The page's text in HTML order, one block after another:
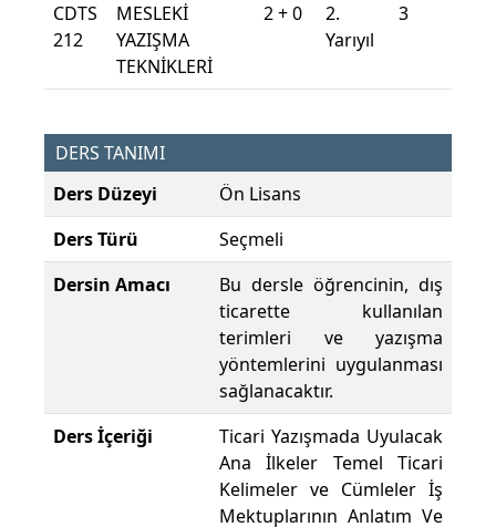
CDTS
212
MESLEKİ
YAZIŞMA
TEKNİKLERİ
2 + 0
2.
Yarıyıl
3
DERS TANIMI
Ders Düzeyi
Ön Lisans
Ders Türü
Seçmeli
Dersin Amacı
Bu dersle öğrencinin, dış
ticarette kullanılan
terimleri ve yazışma
yöntemlerini uygulanması
sağlanacaktır.
Ders İçeriği
Ticari Yazışmada Uyulacak
Ana İlkeler Temel Ticari
Kelimeler ve Cümleler İş
Mektuplarının Anlatım Ve